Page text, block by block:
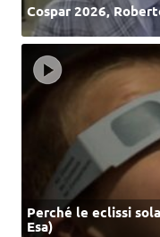
Cospar 2026,
Perché le eclissi
Esa)